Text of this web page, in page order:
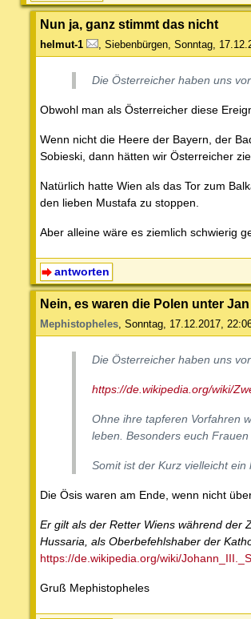
Nun ja, ganz stimmt das nicht
helmut-1 Siebenbürgen Sonntag,
Die Österreicher haben uns
Obwohl man als Österreicher diese
Wenn nicht die Heere der Bayern, der
Sobieski, dann hätten wir Österreicher
Natürlich hatte Wien als das Tor zum
den lieben Mustafa zu stoppen.
Aber alleine wäre es ziemlich schwierig
antworten
Nein, es waren die Polen unter
Mephistopheles Sonntag, 17.12.2017,
Die Österreicher haben uns
https://de.wikipedia.org/wiki/
Ohne ihre tapferen Vorfahren
leben. Besonders euch
Somit ist der Kurz vielleicht ein
Die Ösis waren am Ende, wenn nicht
Er gilt als der Retter Wiens während der
Hussaria, als Oberbefehlshaber der
https://de.wikipedia.org/wiki/
Gruß Mephistopheles